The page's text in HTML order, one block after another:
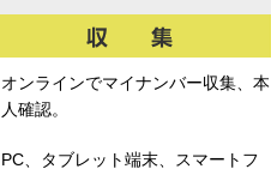
オンラインでマイナンバー収集、本
人確認。
PC、タブレット端末、スマートフ